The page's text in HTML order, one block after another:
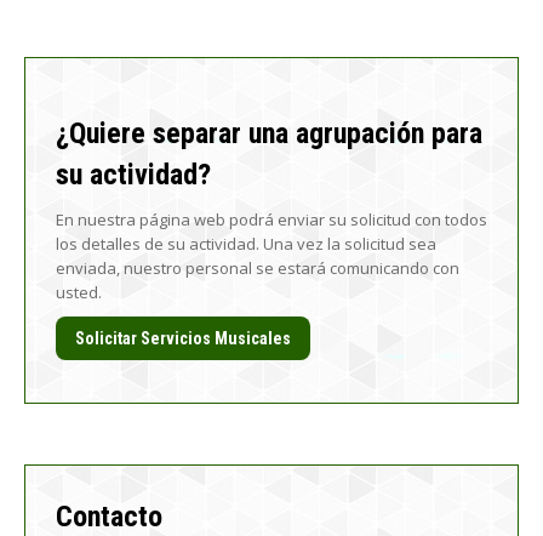
¿Quiere separar una agrupación para
su actividad?
En nuestra página web podrá enviar su solicitud con todos
los detalles de su actividad. Una vez la solicitud sea
enviada, nuestro personal se estará comunicando con
usted.
Solicitar Servicios Musicales
Contacto